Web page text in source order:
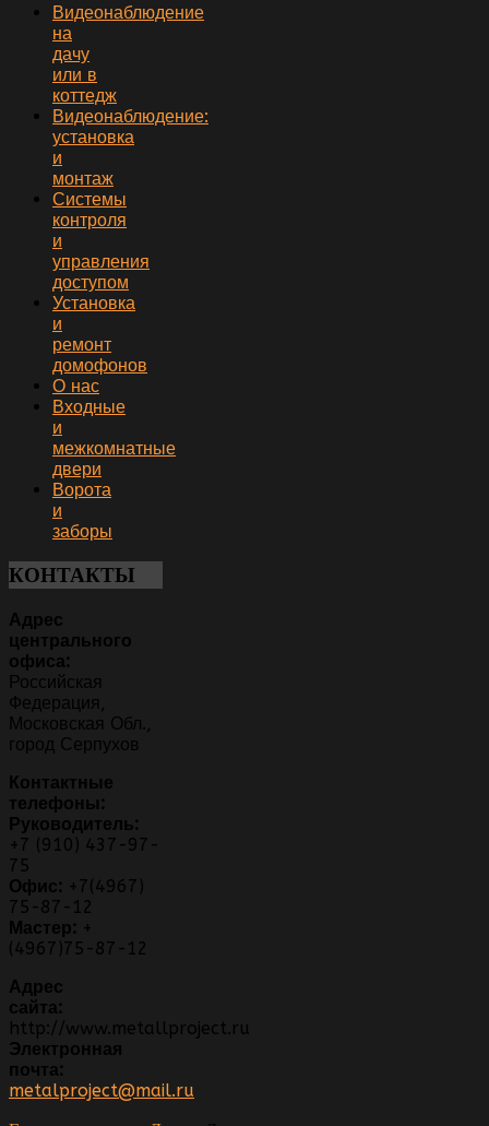
Видеонаблюдение
на
дачу
или в
коттедж
Видеонаблюдение:
установка
и
монтаж
Системы
контроля
и
управления
доступом
Установка
и
ремонт
домофонов
О нас
Входные
и
межкомнатные
двери
Ворота
и
заборы
КОНТАКТЫ
Адрес
центрального
офиса:
Российская
Федерация,
Московская Обл.,
город Серпухов
Контактные
телефоны:
Руководитель:
+7 (910) 437-97-
75
Офис: +7(4967)
75-87-12
Мастер: +
(4967)75-87-12
Адрес
сайта:
http://www.metallproject.ru
Электронная
почта:
metalproject@mail.ru